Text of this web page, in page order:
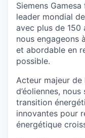
Siemens
leader mondial
avec plus de 150
nous engageons
et abordable en
possible.
Acteur majeur de
d’éoliennes,
transition
innovantes pour
énergétique